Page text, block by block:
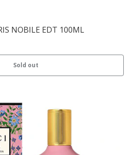
NOBILE EDT 100ML
Sold out